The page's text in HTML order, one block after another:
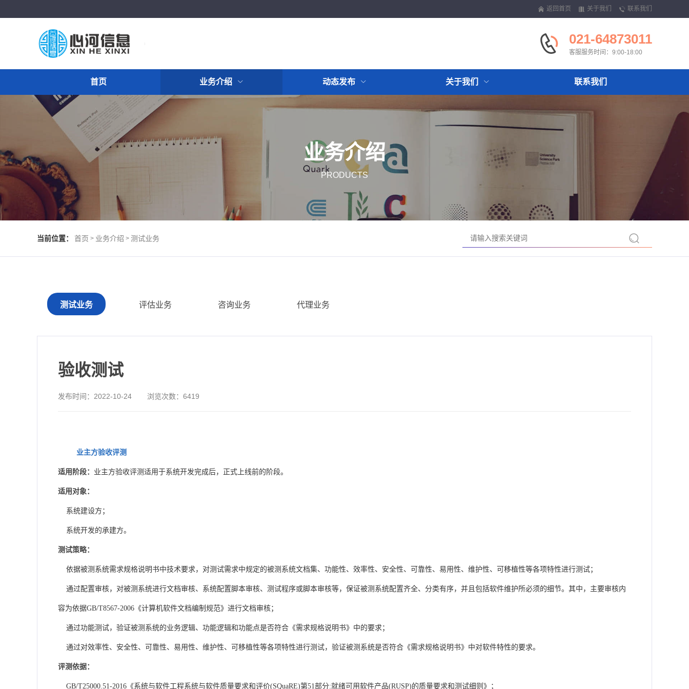
返回首页 关于我们 联系我们
021-64873011
客服服务时间：9:00-18:00
首页 业务介绍 动态发布 关于我们 联系我们
业务介绍
PRODUCTS
当前位置： 首页 > 业务介绍 > 测试业务
测试业务 评估业务 咨询业务 代理业务
验收测试
发布时间： 2022-10-24 浏览次数： 6419
业主方验收评测
适用 阶段： 业主方验收评测适用于系统开发完成后，正式上线前的阶段。
适用对象：
系统建设方；
系统开发的承建方。
测试策略：
依据被测系统需求规格说明书中技术要求，对测试需求中规定的被测系统文档集、功能性、效率性、安全性、可靠性、易用性、维护性、可移植性等各项特性进行测试；
通过配置审核，对被测系统进行文档审核、系统配置脚本审核、测试程序或脚本审核等，保证被测系统配置齐全、分类有序，并且包括软件维护所必须的细节。其中，主要审核内
容为依据GB/T8567-2006《计算机软件文档编制规范》进行文档审核；
通过功能测试，验证被测系统的业务逻辑、功能逻辑和功能点是否符合《需求规格说明书》中的要求；
通过对效率性、安全性、可靠性、易用性、维护性、可移植性等各项特性进行测试，验证被测系统是否符合《需求规格说明书》中对软件特性的要求。
评测依据：
GB/T25000.51-2016《系统与软件工程系统与软件质量要求和评价(SQuaRE)第51部分:就绪可用软件产品(RUSP)的质量要求和测试细则》；